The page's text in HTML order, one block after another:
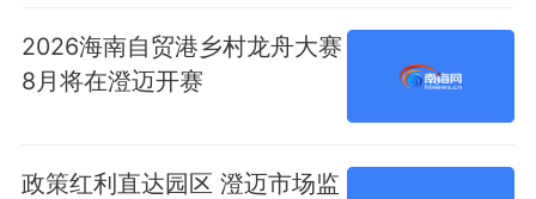
2026海南自贸港乡村龙舟大赛
8月将在澄迈开赛
政策红利直达园区 澄迈市场监